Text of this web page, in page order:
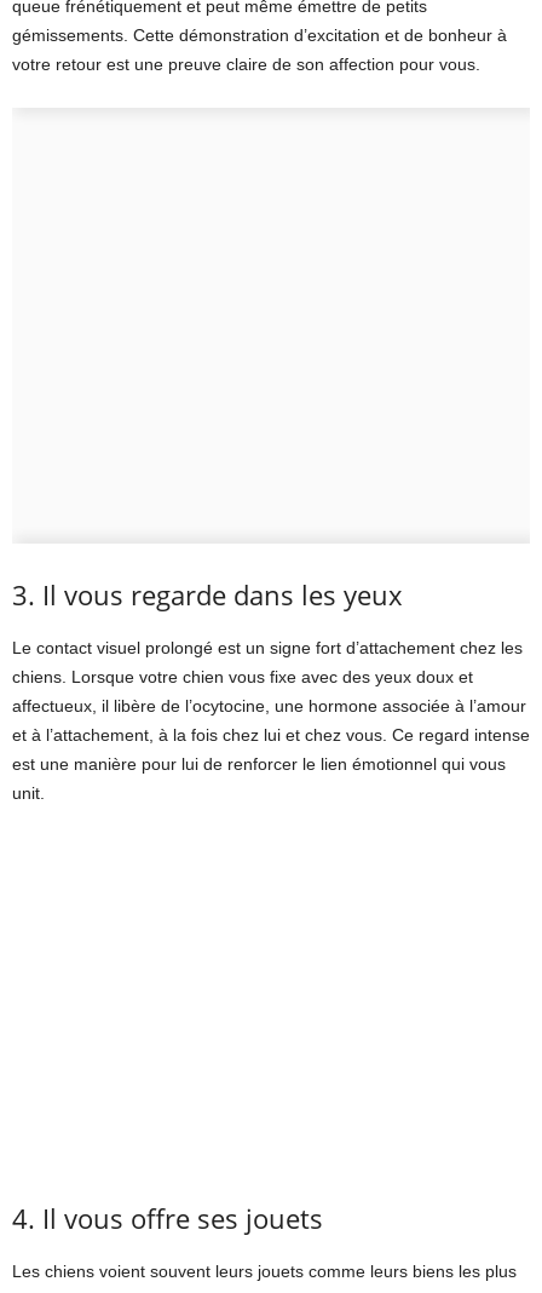
queue frénétiquement et peut même émettre de petits
gémissements. Cette démonstration d’excitation et de bonheur à
votre retour est une preuve claire de son affection pour vous.
3. Il vous regarde dans les yeux
Le contact visuel prolongé est un signe fort d’attachement chez les
chiens. Lorsque votre chien vous fixe avec des yeux doux et
affectueux, il libère de l’ocytocine, une hormone associée à l’amour
et à l’attachement, à la fois chez lui et chez vous. Ce regard intense
est une manière pour lui de renforcer le lien émotionnel qui vous
unit.
4. Il vous offre ses jouets
Les chiens voient souvent leurs jouets comme leurs biens les plus